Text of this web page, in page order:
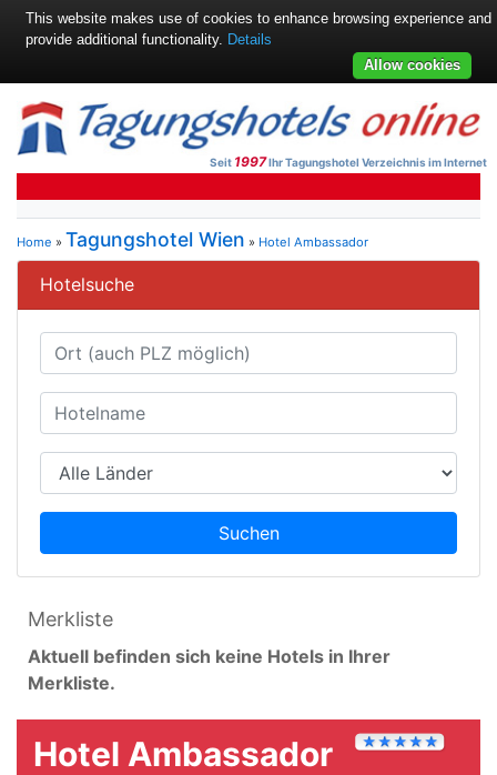
Seit 1997Ihr Tagungshotel Verzeichnis im Internet
Home » Tagungshotel Wien » Hotel Ambassador
Hotelsuche
Suchen
Merkliste
Aktuell befinden sich keine Hotels in Ihrer
Merkliste.
Hotel Ambassador
This website makes use of cookies to enhance browsing experience and
provide additional functionality. Details
Allow cookies